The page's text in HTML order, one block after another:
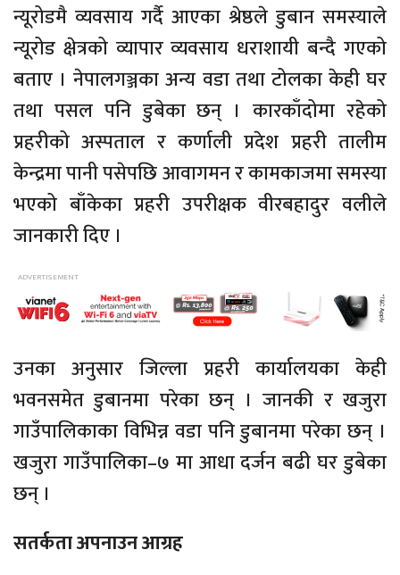
न्यूरोडमै व्यवसाय गर्दै आएका श्रेष्ठले डुबान समस्याले
न्यूरोड क्षेत्रको व्यापार व्यवसाय धराशायी बन्दै गएको
बताए । नेपालगञ्जका अन्य वडा तथा टोलका केही घर
तथा पसल पनि डुबेका छन् । कारकाँदोमा रहेको
प्रहरीको अस्पताल र कर्णाली प्रदेश प्रहरी तालीम
केन्द्रमा पानी पसेपछि आवागमन र कामकाजमा समस्या
भएको बाँकेका प्रहरी उपरीक्षक वीरबहादुर वलीले
जानकारी दिए ।
उनका अनुसार जिल्ला प्रहरी कार्यालयका केही
भवनसमेत डुबानमा परेका छन् । जानकी र खजुरा
गाउँपालिकाका विभिन्न वडा पनि डुबानमा परेका छन् ।
खजुरा गाउँपालिका–७ मा आधा दर्जन बढी घर डुबेका
छन् ।
सतर्कता अपनाउन आग्रह